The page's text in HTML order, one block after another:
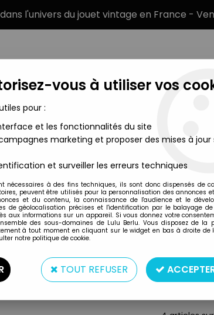
l'univers du jouet vintage en France -
TYPE DE PRODUIT
Wessman's
Prix
vous à utiliser vos
pour :
et les fonctionnalités du site
marketing et proposer des mises à jour
et surveiller les erreurs techniques
nécessaires à des fins techniques, ils sont donc dispensés de
peuvent être utilisés pour la personnalisation des annonces
et du contenu, la connaissance de l'audience et le
de géolocalisation précises et l'identification par le balayage
aux informations sur un appareil. Si vous donnez votre
des sous-domaines de Lulu Berlu. Vous disposez de la
à tout moment en cliquant sur le widget en bas à droite de
notre politique de cookie.
TOUT REFUSER